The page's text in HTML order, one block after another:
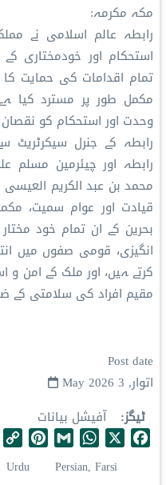
مکہ مکرمہ:
رابطہ عالم اسلامی نے
استحکام اور خودمختاری کے
تمام اقدامات کی حمایت
مکمل طور پر مسترد کیا
وحدت اور استحکام کو نقصان
رابطہ کے جنرل سیکرٹریٹ
رابطہ اور چیئرمین مسلم
محمد بن عبد الکریم
قیادت اور عوام سمیت،
بحرین کے ان تمام خود
انگیزی، قومی صفوں میں
کرتے ہیں، اور ملک کے امن و
مقیم افراد کی سلامتی کے
Post date
اتوار, 3 May 2026
ٹیگز
آفیشل بیانات
F
X
W
h
a
G
P
n
Urdu
Persian, Farsi